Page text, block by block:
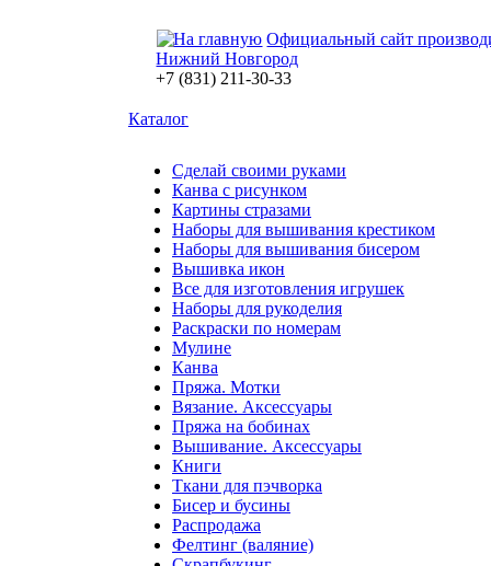
Официальный сайт
Нижний Новгород
+7 (831) 211-30-33
Каталог
Сделай своими руками
Канва с рисунком
Картины стразами
Наборы для вышивания крестиком
Наборы для вышивания бисером
Вышивка икон
Все для изготовления игрушек
Наборы для рукоделия
Раскраски по номерам
Мулине
Канва
Пряжа. Мотки
Вязание. Аксессуары
Пряжа на бобинах
Вышивание. Аксессуары
Книги
Ткани для пэчворка
Бисер и бусины
Распродажа
Фелтинг (валяние)